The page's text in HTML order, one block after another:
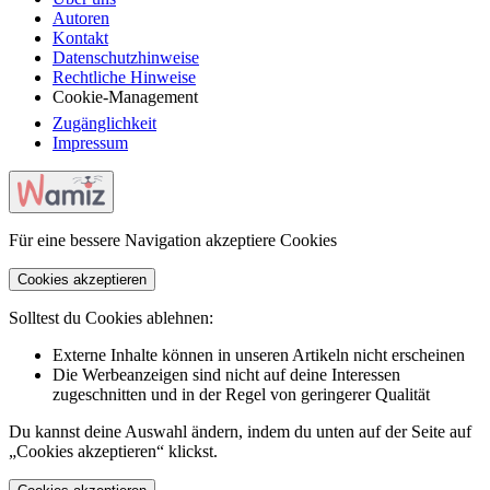
Autoren
Kontakt
Datenschutzhinweise
Rechtliche Hinweise
Cookie-Management
Zugänglichkeit
Impressum
Für eine bessere Navigation akzeptiere Cookies
Cookies akzeptieren
Solltest du Cookies ablehnen:
Externe Inhalte können in unseren Artikeln nicht erscheinen
Die Werbeanzeigen sind nicht auf deine Interessen
zugeschnitten und in der Regel von geringerer Qualität
Du kannst deine Auswahl ändern, indem du unten auf der Seite auf
„Cookies akzeptieren“ klickst.